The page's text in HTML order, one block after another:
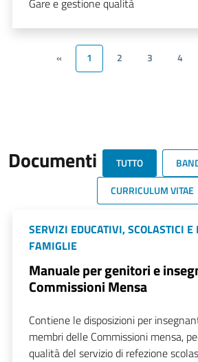
« 1 2 3 4
Documenti TUTTO
CURRICULUM VITAE
SERVIZI EDUCATIVI, SCOLASTICI E
FAMIGLIE
Manuale per genitori e
Commissioni Mensa
Contiene le disposizioni per
membri delle Commissioni mensa,
qualità del servizio di refezione